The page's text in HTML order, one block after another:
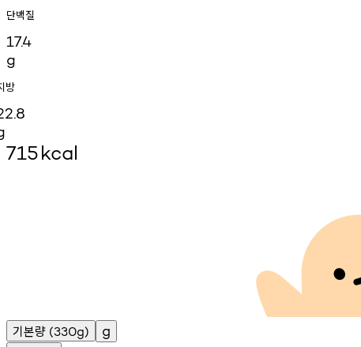
단백질
17.4
g
방
715kcal
기본량 (330g) g